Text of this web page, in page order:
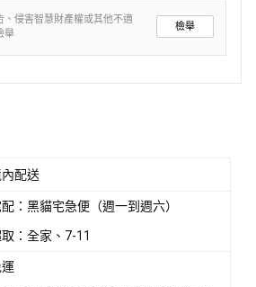
、侵害智慧財產權或其他不適
舉
檢舉
配送
：黑貓宅急便（週一到週六）
：全家、7-11